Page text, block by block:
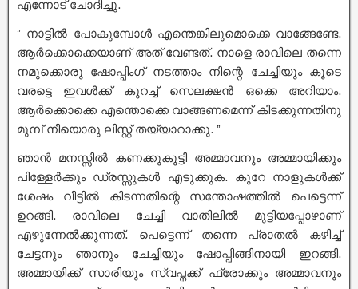
എന്നോട് ചോദിച്ചു.
” നാട്ടിൽ പോകുമ്പോൾ എന്തെങ്കിലുമൊക്കെ വാങ്ങേണ്ടേ.
ആർക്കൊക്കെയാണ് അത് വേണ്ടത്. നാളെ രാവിലെ തന്നെ
നമുക്കൊരു ഷോപ്പിംഗ് നടത്താം നിന്റെ ചേച്ചിയും കൂടെ
വരട്ടെ ഇവൾക്ക് കുറച്ച് സെലക്ഷൻ ഒക്കെ അറിയാം.
ആർക്കൊക്കെ എന്തൊക്കെ വാങ്ങണമെന്ന് കിടക്കുന്നതിനു
മുമ്പ് നീയൊരു ലിസ്റ്റ് തയ്യാറാക്കു. ”
ഞാൻ മനസ്സിൽ കണക്കുകൂട്ടി അമ്മാവനും അമ്മായിക്കും
പിള്ളേർക്കും ഡ്രസ്സുകൾ എടുക്കുക. കുറേ നാളുകൾക്ക്
ശേഷം വീട്ടിൽ കിടന്നതിന്റെ സന്തോഷത്തിൽ പെട്ടെന്ന്
ഉറങ്ങി. രാവിലെ ചേച്ചി വാതിലിൽ മുട്ടിയപ്പോഴാണ്
എഴുന്നേൽക്കുന്നത്. പെട്ടെന്ന് തന്നെ പ്രാതൽ കഴിച്ച്
ചേട്ടനും ഞാനും ചേച്ചിയും ഷോപ്പിങ്ങിനായി ഇറങ്ങി.
അമ്മായിക്ക് സാരിയും സ്വപ്നക്ക് ഫ്രോക്കും അമ്മാവനും